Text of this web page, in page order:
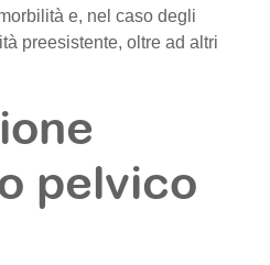
e, nel caso degli
preesistente, oltre ad altri
pelvico